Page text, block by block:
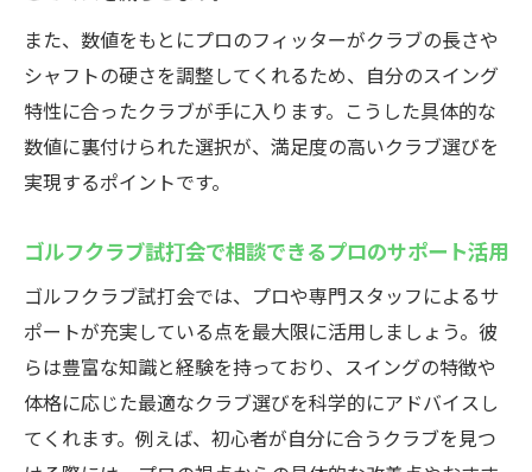
また、数値をもとにプロのフィッターがクラブの長さや
シャフトの硬さを調整してくれるため、自分のスイング
特性に合ったクラブが手に入ります。こうした具体的な
数値に裏付けられた選択が、満足度の高いクラブ選びを
実現するポイントです。
ゴルフクラブ試打会で相談できるプロのサポート活用
ゴルフクラブ試打会では、プロや専門スタッフによるサ
ポートが充実している点を最大限に活用しましょう。彼
らは豊富な知識と経験を持っており、スイングの特徴や
体格に応じた最適なクラブ選びを科学的にアドバイスし
てくれます。例えば、初心者が自分に合うクラブを見つ